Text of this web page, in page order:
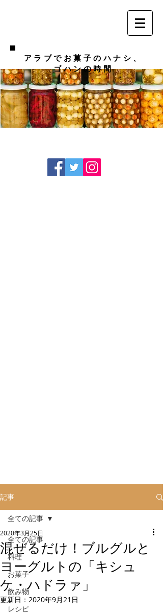
アラブでお菓子のハナシ、
ゴハンの時間
記事
全ての記事
料理
お菓子
飲み物
レシピ
全ての記事
混ぜるだけ！ブルグルと
ヨーグルトの「キシュ
ケ・ハドラァ」
2020年3月25日
更新日： 2020年9月21日